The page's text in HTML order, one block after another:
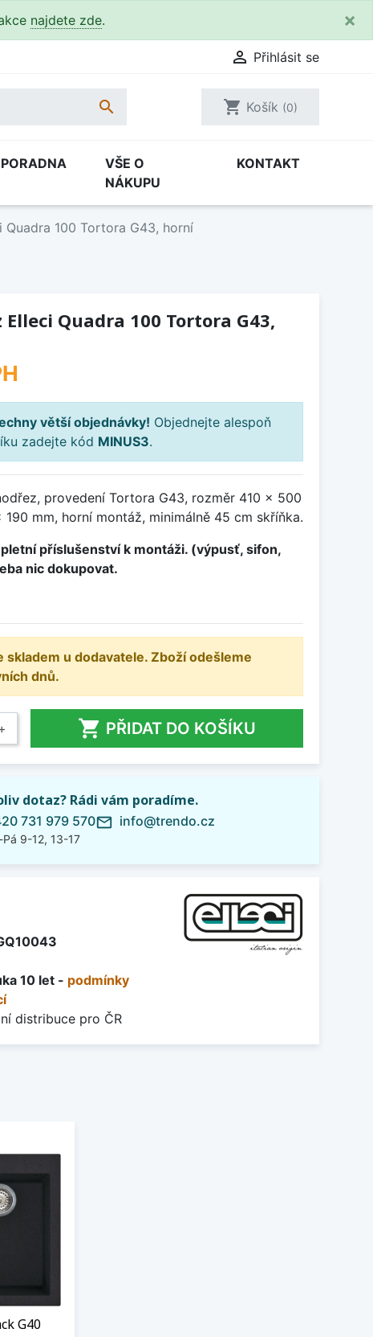
najdete zde. ×
 Přihlásit se
 shopping_cart Košík (0)
PORADNA
VŠE O
NÁKUPU
KONTAKT
Quadra 100 Tortora G43, horní
Quadra 100 Tortora G43,
větší objednávky! Objednejte alespoň
zadejte kód MINUS3.
provedení Tortora G43, rozměr 410 x 500
mm, horní montáž, minimálně 45 cm skříňka.
příslušenství k montáži. (výpusť, sifon,
nic dokupovat.
skladem u dodavatele. Zboží odešleme
dnů.
 PŘIDAT DO KOŠÍKU
dotaz? Rádi vám poradíme.
731 979 570
Pá 9-12, 13-17
mail_outline info@trendo.cz
10 let - podmínky
distribuce pro ČR
G40